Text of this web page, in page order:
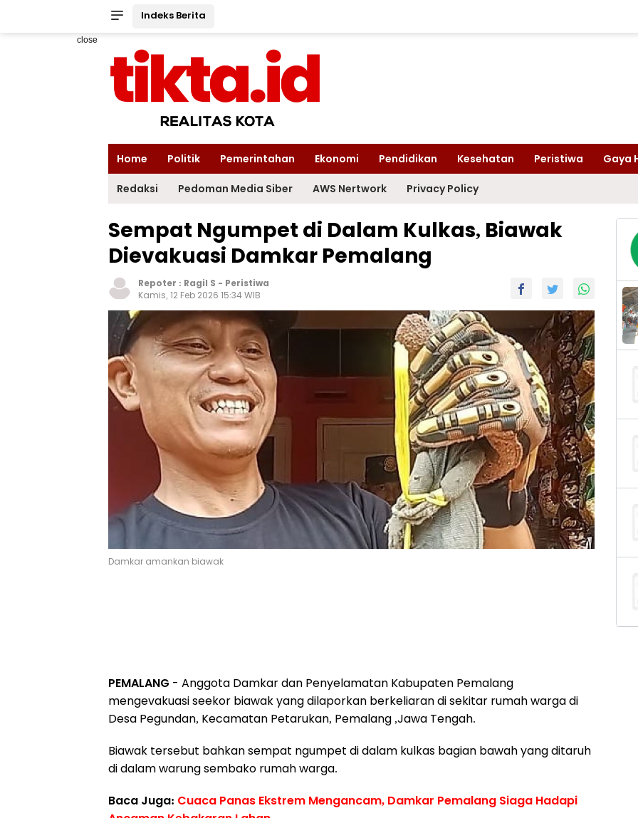
Indeks Berita
close
Home Politik Pemerintahan Ekonomi Pendidikan Kesehatan Peristiwa Gaya
Redaksi Pedoman Media Siber AWS Nertwork Privacy Policy
Sempat Ngumpet di Dalam Kulkas, Biawak
Dievakuasi Damkar Pemalang
Repoter : Ragil S - Peristiwa
Kamis, 12 Feb 2026 15:34 WIB
Damkar amankan biawak
PEMALANG - Anggota Damkar dan Penyelamatan Kabupaten Pemalang
mengevakuasi seekor biawak yang dilaporkan berkeliaran di sekitar rumah warga di
Desa Pegundan, Kecamatan Petarukan, Pemalang ,Jawa Tengah.
Biawak tersebut bahkan sempat ngumpet di dalam kulkas bagian bawah yang ditaruh
di dalam warung sembako rumah warga.
Baca Juga: Cuaca Panas Ekstrem Mengancam, Damkar Pemalang Siaga Hadapi